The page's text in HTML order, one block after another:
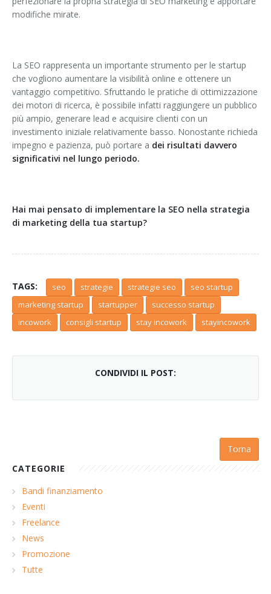
modifiche mirate.
La SEO rappresenta un importante strumento per le startup
che vogliono aumentare la visibilità online e ottenere un
vantaggio competitivo. Sfruttando le pratiche di ottimizzazione
dei motori di ricerca, è possibile infatti raggiungere un pubblico
più ampio, generare lead e acquisire clienti con un
investimento iniziale relativamente basso. Nonostante richieda
impegno e pazienza, può portare a dei risultati davvero
significativi nel lungo periodo.
Hai mai pensato di implementare la SEO nella strategia
di marketing della tua startup?
TAGS: seo strategie strategie seo
seo startup
marketing startup
startupper
successo startup
incowork
consigli startup stay incowork stayincowork
CONDIVIDI IL POST:
Torna
CATEGORIE
Bandi finanziamento
Eventi
Freelance
News
Promozione
Tutte